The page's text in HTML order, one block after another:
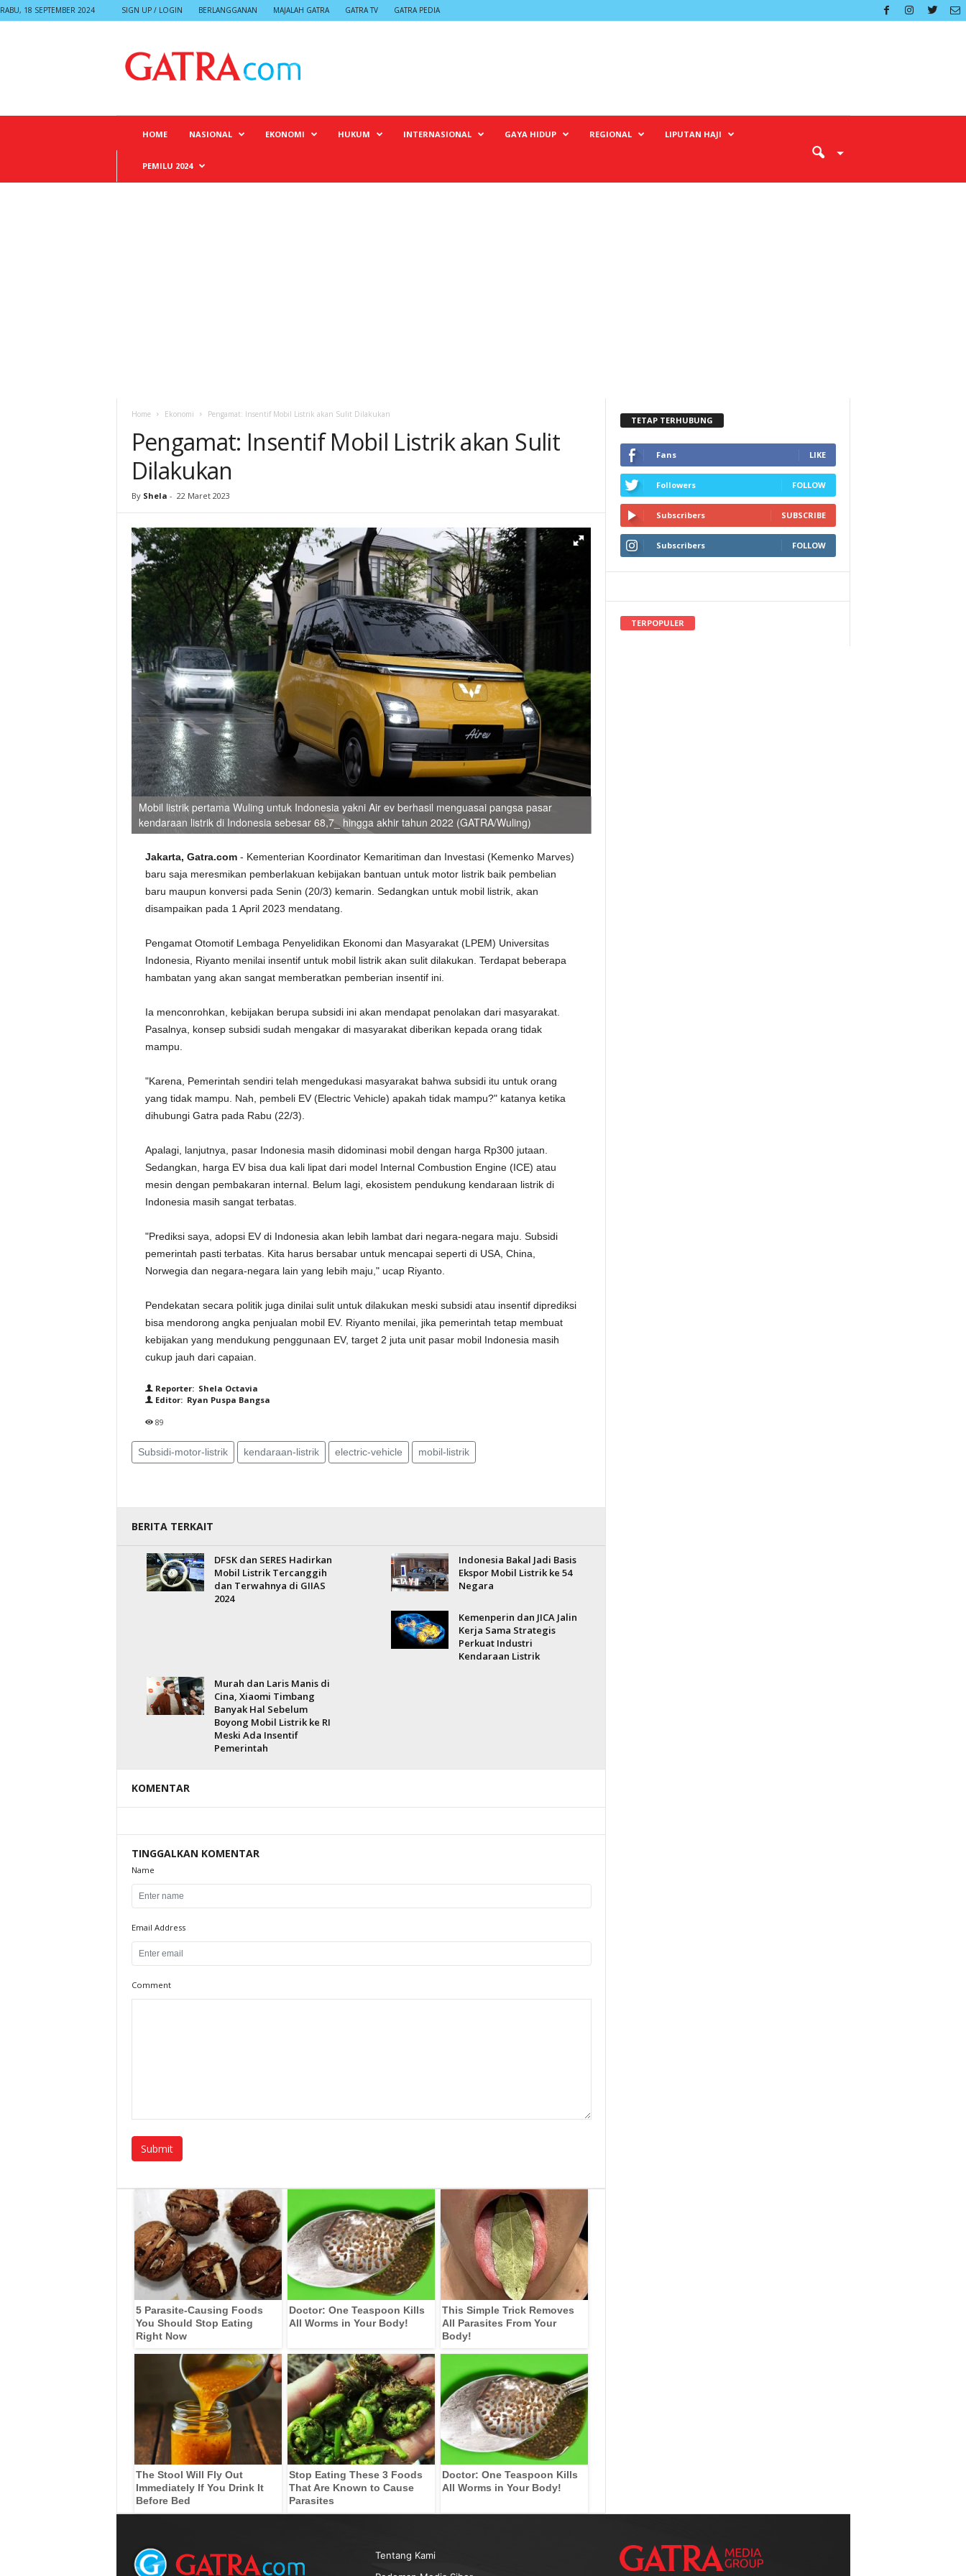
RABU, 18 SEPTEMBER 2024 SIGN UP / LOGIN BERLANGGANAN MAJALAH GATRA GATRA TV GATRA PEDIA
HOME NASIONAL EKONOMI HUKUM INTERNASIONAL GAYA HIDUP REGIONAL LIPUTAN HAJI
PEMILU 2024
Home Ekonomi Pengamat: Insentif Mobil Listrik akan Sulit Dilakukan
Pengamat: Insentif Mobil Listrik akan Sulit
Dilakukan
By Shela - 22 Maret 2023
Mobil listrik pertama Wuling untuk Indonesia yakni Air ev berhasil menguasai pangsa pasar
kendaraan listrik di Indonesia sebesar 68,7_ hingga akhir tahun 2022 (GATRA/Wuling)
Jakarta, Gatra.com- Kementerian Koordinator Kemaritiman dan Investasi (Kemenko Marves)
baru saja meresmikan pemberlakuan kebijakan bantuan untuk motor listrik baik pembelian
baru maupun konversi pada Senin (20/3) kemarin. Sedangkan untuk mobil listrik, akan
disampaikan pada 1 April 2023 mendatang.
Pengamat Otomotif Lembaga Penyelidikan Ekonomi dan Masyarakat (LPEM) Universitas
Indonesia, Riyanto menilai insentif untuk mobil listrik akan sulit dilakukan. Terdapat beberapa
hambatan yang akan sangat memberatkan pemberian insentif ini.
Ia menconrohkan, kebijakan berupa subsidi ini akan mendapat penolakan dari masyarakat.
Pasalnya, konsep subsidi sudah mengakar di masyarakat diberikan kepada orang tidak
mampu.
"Karena, Pemerintah sendiri telah mengedukasi masyarakat bahwa subsidi itu untuk orang
yang tidak mampu. Nah, pembeli EV (Electric Vehicle) apakah tidak mampu?" katanya ketika
dihubungi Gatra pada Rabu (22/3).
Apalagi, lanjutnya, pasar Indonesia masih didominasi mobil dengan harga Rp300 jutaan.
Sedangkan, harga EV bisa dua kali lipat dari model Internal Combustion Engine (ICE) atau
mesin dengan pembakaran internal. Belum lagi, ekosistem pendukung kendaraan listrik di
Indonesia masih sangat terbatas.
"Prediksi saya, adopsi EV di Indonesia akan lebih lambat dari negara-negara maju. Subsidi
pemerintah pasti terbatas. Kita harus bersabar untuk mencapai seperti di USA, China,
Norwegia dan negara-negara lain yang lebih maju," ucap Riyanto.
Pendekatan secara politik juga dinilai sulit untuk dilakukan meski subsidi atau insentif diprediksi
bisa mendorong angka penjualan mobil EV. Riyanto menilai, jika pemerintah tetap membuat
kebijakan yang mendukung penggunaan EV, target 2 juta unit pasar mobil Indonesia masih
cukup jauh dari capaian.
Reporter: Shela Octavia
Editor: Ryan Puspa Bangsa
89
Subsidi-motor-listrik kendaraan-listrik electric-vehicle mobil-listrik
BERITA TERKAIT
DFSK dan SERES Hadirkan
Mobil Listrik Tercanggih
dan Terwahnya di GIIAS
2024
Indonesia Bakal Jadi Basis
Ekspor Mobil Listrik ke 54
Negara
Kemenperin dan JICA Jalin
Kerja Sama Strategis
Perkuat Industri
Kendaraan Listrik
Murah dan Laris Manis di
Cina, Xiaomi Timbang
Banyak Hal Sebelum
Boyong Mobil Listrik ke RI
Meski Ada Insentif
Pemerintah
KOMENTAR
TINGGALKAN KOMENTAR
Name
Email Address
Comment
5 Parasite-Causing Foods
You Should Stop Eating
Right Now
Doctor: One Teaspoon Kills
All Worms in Your Body!
This Simple Trick Removes
All Parasites From Your
Body!
The Stool Will Fly Out
Immediately If You Drink It
Before Bed
Stop Eating These 3 Foods
That Are Known to Cause
Parasites
Doctor: One Teaspoon Kills
All Worms in Your Body!
TETAP TERHUBUNG
Fans LIKE
Followers FOLLOW
Subscribers SUBSCRIBE
Subscribers FOLLOW
Tentang Kami